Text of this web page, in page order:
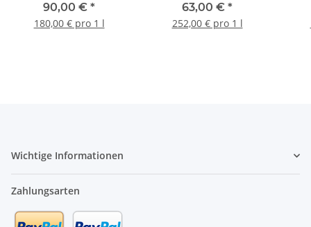
90,00 € *
180,00 € pro 1 l
63,00 € *
252,00 € pro 1 l
Wichtige Informationen
Zahlungsarten